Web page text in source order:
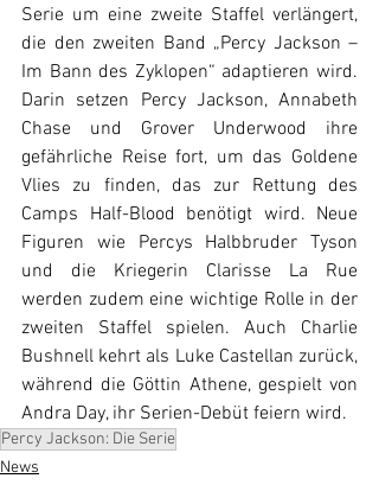
Serie um eine zweite Staffel verlängert,
die den zweiten Band „Percy Jackson –
Im Bann des Zyklopen“ adaptieren wird.
Darin setzen Percy Jackson, Annabeth
Chase und Grover Underwood ihre
gefährliche Reise fort, um das Goldene
Vlies zu finden, das zur Rettung des
Camps Half-Blood benötigt wird. Neue
Figuren wie Percys Halbbruder Tyson
und die Kriegerin Clarisse La Rue
werden zudem eine wichtige Rolle in der
zweiten Staffel spielen. Auch Charlie
Bushnell kehrt als Luke Castellan zurück,
während die Göttin Athene, gespielt von
Andra Day, ihr Serien-Debüt feiern wird.
Percy Jackson: Die Serie
News